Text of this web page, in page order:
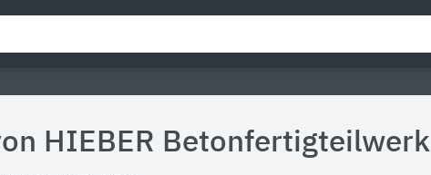
HIEBER Betonfertigteilwerk